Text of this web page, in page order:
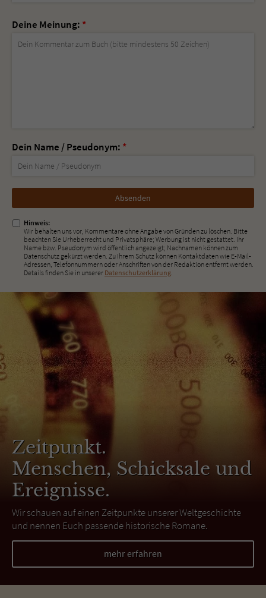
Deine Meinung: *
Dein Name / Pseudonym: *
Nicht
ausfüllen!
Hinweis:
Wir behalten uns vor, Kommentare ohne Angabe von Gründen zu löschen. Bitte
beachten Sie Urheberrecht und Privatsphäre; Werbung ist nicht gestattet. Ihr
Name bzw. Pseudonym wird öffentlich angezeigt; Nachnamen können zum
Datenschutz gekürzt werden. Zu Ihrem Schutz können Kontaktdaten wie E-Mail-
Adressen, Telefonnummern oder Anschriften von der Redaktion entfernt werden.
Details finden Sie in unserer Datenschutzerklärung.
Zeitpunkt.
Menschen, Schicksale und
Ereignisse.
Wir schauen auf einen Zeitpunkte unserer Weltgeschichte
und nennen Euch passende historische Romane.
mehr erfahren